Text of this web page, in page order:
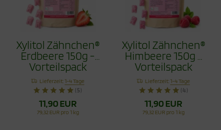
Xylitol Zähnchen®
Erdbeere 150g -
Vorteilspack
Lieferzeit:1-4 Tage
(5)
11,90 EUR
79,32 EUR pro 1 kg
Xylitol Zähnchen®
Himbeere 150g -
Vorteilspack
Lieferzeit:1-4 Tage
(4)
11,90 EUR
79,32 EUR pro 1 kg